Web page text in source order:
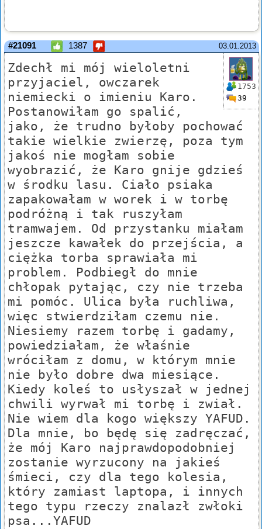
03.01.2013
#21091 1387
1753
39
Zdechł mi mój wieloletni
przyjaciel, owczarek
niemiecki o imieniu Karo.
Postanowiłam go spalić,
jako, że trudno byłoby pochować
takie wielkie zwierzę, poza tym
jakoś nie mogłam sobie
wyobrazić, że Karo gnije gdzieś
w środku lasu. Ciało psiaka
zapakowałam w worek i w torbę
podróżną i tak ruszyłam
tramwajem. Od przystanku miałam
jeszcze kawałek do przejścia, a
ciężka torba sprawiała mi
problem. Podbiegł do mnie
chłopak pytając, czy nie trzeba
mi pomóc. Ulica była ruchliwa,
więc stwierdziłam czemu nie.
Niesiemy razem torbę i gadamy,
powiedziałam, że właśnie
wróciłam z domu, w którym mnie
nie było dobre dwa miesiące.
Kiedy koleś to usłyszał w jednej
chwili wyrwał mi torbę i zwiał.
Nie wiem dla kogo większy YAFUD.
Dla mnie, bo będę się zadręczać,
że mój Karo najprawdopodobniej
zostanie wyrzucony na jakieś
śmieci, czy dla tego kolesia,
który zamiast laptopa, i innych
tego typu rzeczy znalazł zwłoki
psa...YAFUD